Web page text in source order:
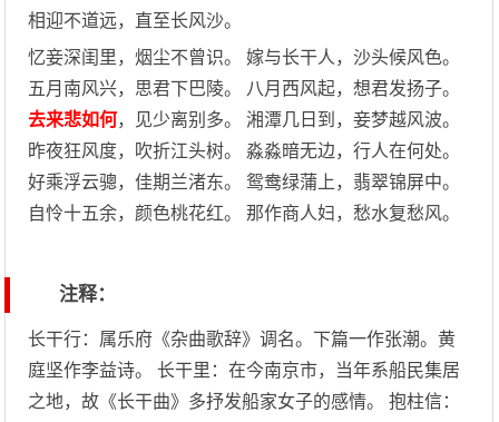
相迎不道远，直至长风沙。
忆妾深闺里，烟尘不曾识。 嫁与长干人，沙头候风色。
五月南风兴，思君下巴陵。 八月西风起，想君发扬子。
去来悲如何，见少离别多。 湘潭几日到，妾梦越风波。
昨夜狂风度，吹折江头树。 淼淼暗无边，行人在何处。
好乘浮云骢，佳期兰渚东。 鸳鸯绿蒲上，翡翠锦屏中。
自怜十五余，颜色桃花红。 那作商人妇，愁水复愁风。
注释：
长干行：属乐府《杂曲歌辞》调名。下篇一作张潮。黄
庭坚作李益诗。 长干里：在今南京市，当年系船民集居
之地，故《长干曲》多抒发船家女子的感情。 抱柱信：